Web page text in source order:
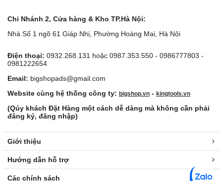
Chi Nhánh 2, Cửa hàng & Kho TP.Hà Nội:
Nhà Số 1 ngõ 61 Giáp Nhị, Phường Hoàng Mai, Hà Nội
Điện thoại: 0932.268.131 hoặc 0987.353.550 - 0986777803 -
0981222654
Email: bigshopads@gmail.com
Website cùng hệ thống công ty: bigshop.vn - kingtools.vn
(Qúy khách Đặt Hàng một cách dễ dàng mà không cần phải
đăng ký, đăng nhập)
Giới thiệu
Hướng dẫn hỗ trợ
Các chính sách